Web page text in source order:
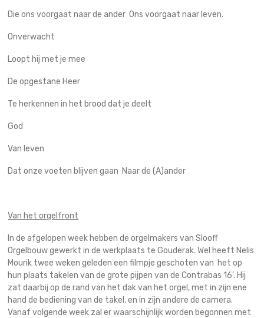
Die ons voorgaat naar de ander Ons voorgaat naar leven.
Onverwacht
Loopt hij met je mee
De opgestane Heer
Te herkennen in het brood dat je deelt
God
Van leven
Dat onze voeten blijven gaan Naar de (A)ander
Van het orgelfront
In de afgelopen week hebben de orgelmakers van Slooff
Orgelbouw gewerkt in de werkplaats te Gouderak. Wel heeft Nelis
Mourik twee weken geleden een filmpje geschoten van het op
hun plaats takelen van de grote pijpen van de Contrabas 16’. Hij
zat daarbij op de rand van het dak van het orgel, met in zijn ene
hand de bediening van de takel, en in zijn andere de camera.
Vanaf volgende week zal er waarschijnlijk worden begonnen met